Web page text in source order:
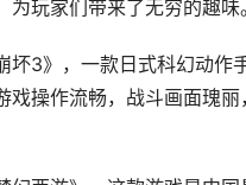
为玩家们带来了无穷的趣味
坏3》，一款日式科幻动作
戏操作流畅，战斗画面瑰